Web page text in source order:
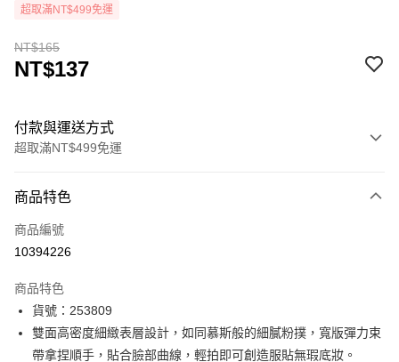
超取滿NT$499免運
NT$165
NT$137
付款與運送方式
超取滿NT$499免運
icash Pay
信用卡一次付款
LINE Pay
Apple Pay
商品特色
商品編號
10394226
商品特色
貨號：253809
雙面高密度細緻表層設計，如同慕斯般的細膩粉撲，寬版彈力束
帶拿捏順手，貼合臉部曲線，輕拍即可創造服貼無瑕底妝。